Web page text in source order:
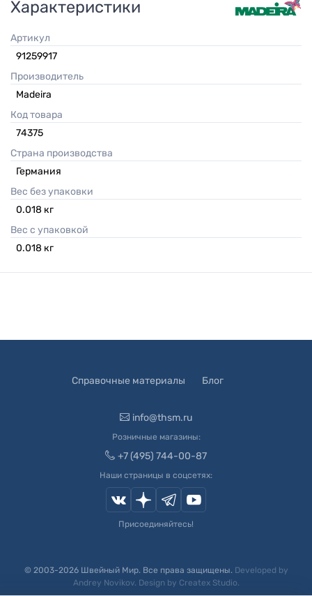
Характеристики
Артикул
91259917
Производитель
Madeira
Код товара
74375
Страна производства
Германия
Вес без упаковки
0.018 кг
Вес с упаковкой
0.018 кг
Справочные материалы Блог
info@thsm.ru
Розничные магазины:
+7 (495) 744-00-87
Наши страницы в соцсетях:
Присоединяйтесь!
© 2003-2026Швейный Мир. Все права защищены. Developed by
Andrey Novikov. Design by Createx Studio.